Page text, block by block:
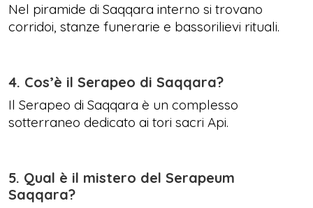
Nel piramide di Saqqara interno si trovano
corridoi, stanze funerarie e bassorilievi rituali.
4. Cos’è il Serapeo di Saqqara?
Il Serapeo di Saqqara è un complesso
sotterraneo dedicato ai tori sacri Api.
5. Qual è il mistero del Serapeum
Saqqara?